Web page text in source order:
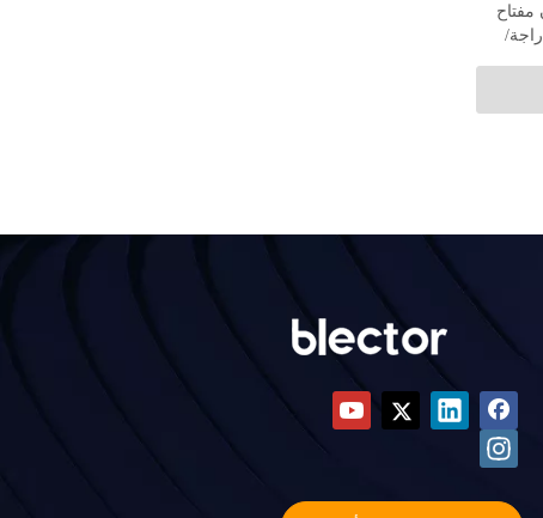
مفتاح